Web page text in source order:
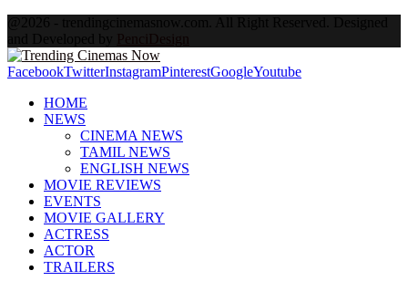
@2026 - trendingcinemasnow.com. All Right Reserved. Designed
and Developed by PenciDesign
FacebookTwitterInstagramPinterestGoogleYoutube
HOME
NEWS
CINEMA NEWS
TAMIL NEWS
ENGLISH NEWS
MOVIE REVIEWS
EVENTS
MOVIE GALLERY
ACTRESS
ACTOR
TRAILERS